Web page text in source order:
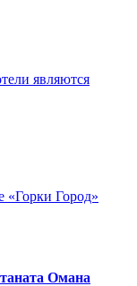
являются
«Горки Город»
Омана